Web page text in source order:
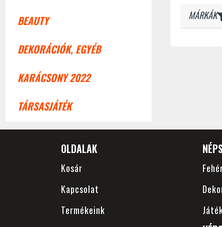
BEAUTY
DEKORÁCIÓK, EGYÉB
KARÁCSONY 2022
TÁRSASJÁTÉK
MÁRKÁK
OLDALAK
Kosár
Kapcsolat
Termékeink